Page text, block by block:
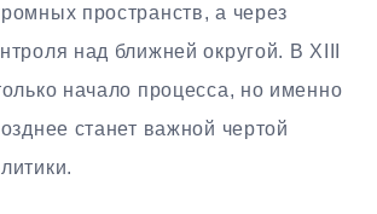
пространств, а через
над ближней округой. В XIII
начало процесса, но именно
станет важной чертой